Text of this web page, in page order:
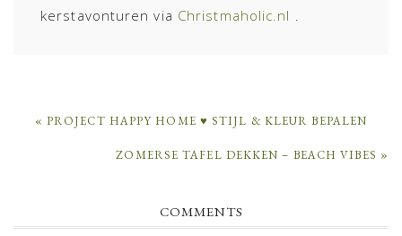
kerstavonturen via Christmaholic.nl
PREVIOUS
« PROJECT HAPPY HOME ♥ STIJL & KLEUR BEPALEN
NEXT
ZOMERSE TAFEL DEKKEN – BEACH VIBES »
COMMENTS